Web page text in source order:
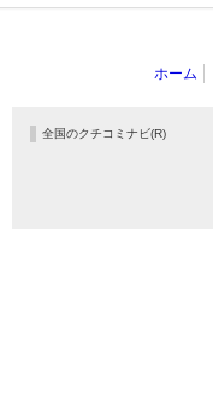
ホーム
全国のクチコミナビ(R)